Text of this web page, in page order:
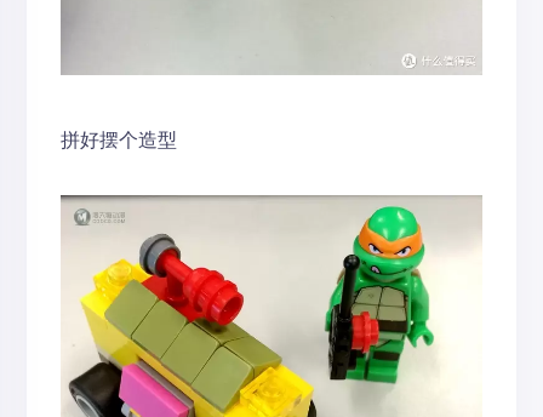
拼好摆个造型